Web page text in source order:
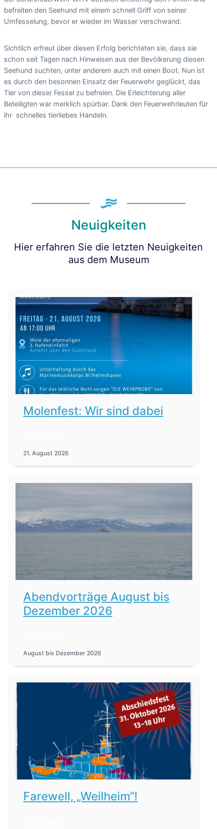
befreiten den Seehund mit einem schnell Griff von seiner
Umfesselung, bevor er wieder im Wasser verschwand.
Sichtlich erfreut über diesen Erfolg berichteten sie, dass sie
schon seit Tagen nach Hinweisen aus der Bevölkerung diesen
Seehund suchten, unter anderem auch mit einen Boot. Nun ist
es durch den besonnen Einsatz der Feuerwehr geglückt, das
Tier von dieser Fessel zu befreien. Die Erleichterung aller
Beteiligten war merklich spürbar. Dank den Feuerwehrleuten für
ihr schnelles tierliebes Handeln.
Neuigkeiten
Hier erfahren Sie die letzten Neuigkeiten
aus dem Museum
Molenfest: Wir sind dabei
21. August 2026
Abendvorträge August bis
Dezember 2026
August bis Dezember 2026
Farewell, „Weilheim“!